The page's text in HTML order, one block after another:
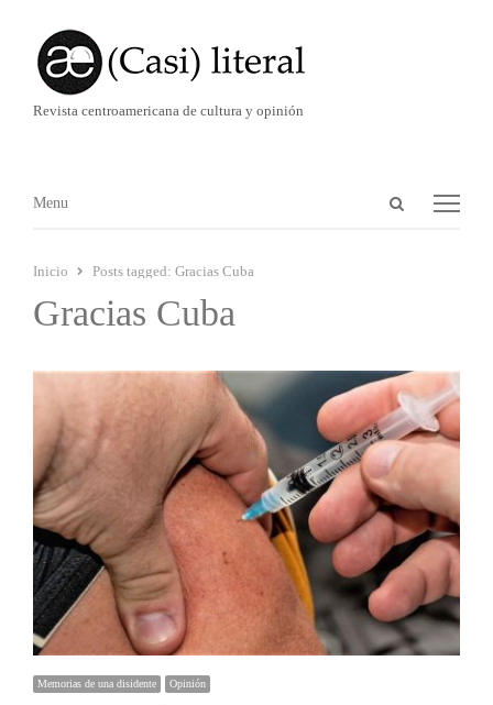
Revista centroamericana de cultura y opinión
Abrir
Menú
Menu
Inicio Posts tagged: Gracias Cuba
Gracias Cuba
Memorias de una disidente Opinión